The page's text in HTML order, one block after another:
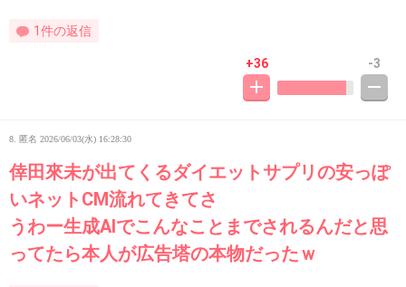
1件の返信
+36 -3
8. 匿名 2026/06/03(水) 16:28:30
倖田來未が出てくるダイエットサプリの安っぽ
いネットCM流れてきてさ
うわー生成AIでこんなことまでされるんだと思
ってたら本人が広告塔の本物だったｗ